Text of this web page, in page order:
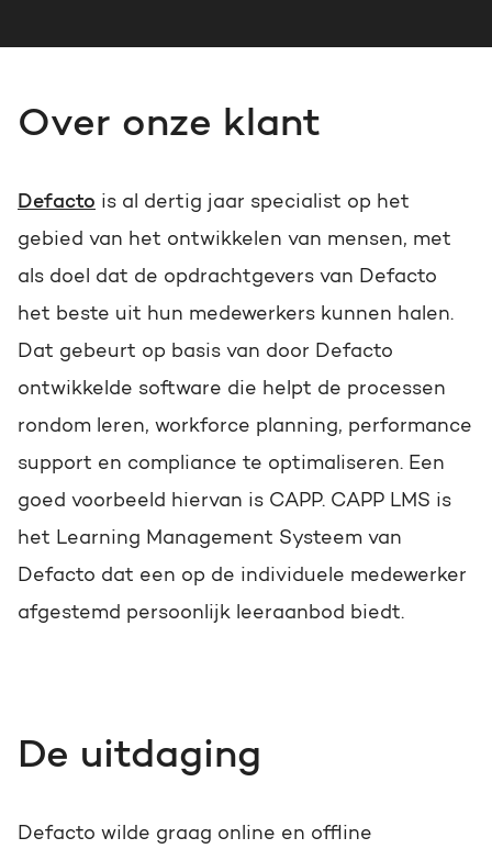
Modules & templates
Membership portals
Zoek
Over onze klant
Defacto is al dertig jaar specialist op het
gebied van het ontwikkelen van mensen, met
als doel dat de opdrachtgevers van Defacto
het beste uit hun medewerkers kunnen halen.
Dat gebeurt op basis van door Defacto
ontwikkelde software die helpt de processen
rondom leren, workforce planning, performance
support en compliance te optimaliseren. Een
goed voorbeeld hiervan is CAPP. CAPP LMS is
het Learning Management Systeem van
Defacto dat een op de individuele medewerker
afgestemd persoonlijk leeraanbod biedt.
De uitdaging
Defacto wilde graag online en offline